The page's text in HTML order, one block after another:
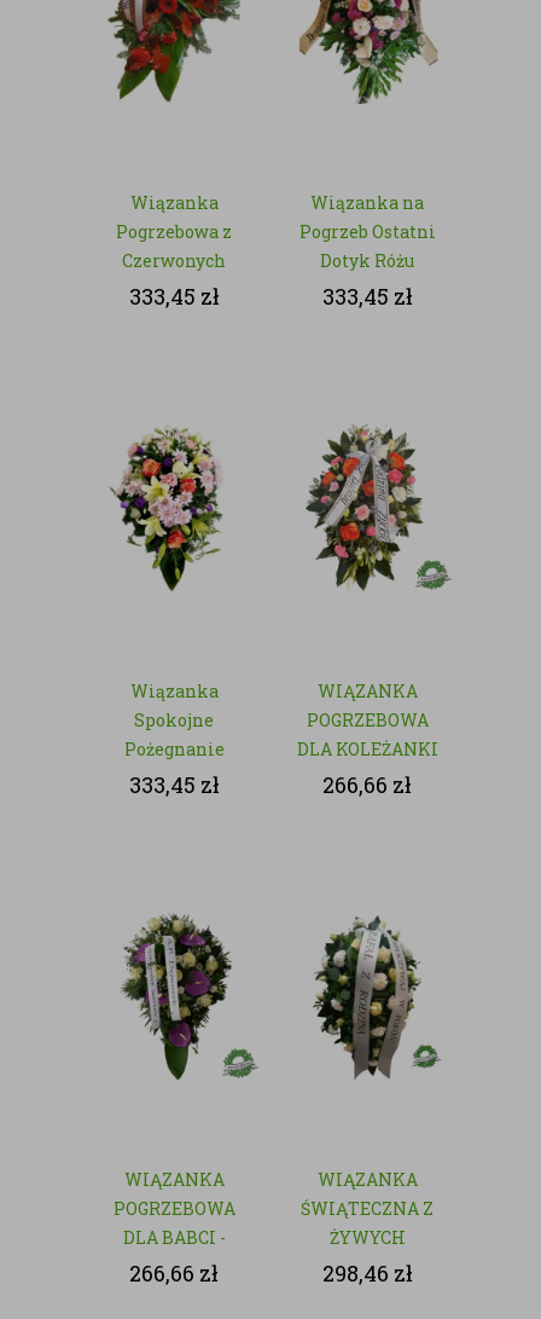
Wiązanka
Pogrzebowa z
Czerwonych
Kwiatów -
333,45 zł
Wiązanka na
Pogrzeb Ostatni
Dotyk Różu
333,45 zł
Wiązanka
Spokojne
Pożegnanie
333,45 zł
WIĄZANKA
POGRZEBOWA
DLA KOLEŻANKI
Z PRACY -
266,66 zł
WIĄZANKA
POGRZEBOWA
DLA BABCI -
NATURALNA
266,66 zł
WIĄZANKA
ŚWIĄTECZNA Z
ŻYWYCH
KWIATÓW
298,46 zł